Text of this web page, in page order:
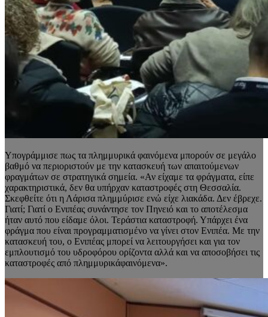
Υπογράμμισε πως τα πλημμυρικά φαινόμενα μπορούν σε μεγάλο
βαθμό να περιοριστούν με την κατασκευή των απαιτούμενων
φραγμάτων σε στρατηγικά σημεία. «Αν είχαμε τα φράγματα, είπε
χαρακτηριστικά, δεν θα υπήρχαν καταστροφές στη Θεσσαλία.
Σκεφθείτε ότι η Λάρισα πλημμύρισε ενώ είχε λιακάδα. Δεν έβρεχε.
Γιατί; Γιατί ο Ενιπέας συνάντησε τον Πηνειό και το αποτέλεσμα
ήταν αυτό που είδαμε όλοι. Τεράστια καταστροφή. Υπάρχει ένα
φράγμα που είναι προγραμματισμένο να γίνει στον Ενιπέα. Με την
κατασκευή του, ο Ενιπέας μπορεί να λειτουργήσει και για τον
εμπλουτισμό του υδροφόρου ορίζοντα αλλά και να αποσοβήσει τις
καταστροφές από πλημμυρικάφαινόμενα».